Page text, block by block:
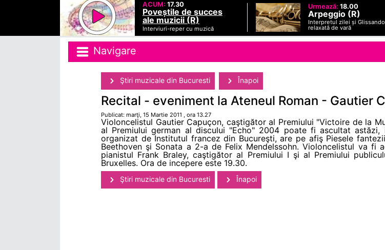
ACUM: 17.30
Poveștile de succes
ale muzicii (R)
Interviuri-reper cu muzică
Urmează: 18.00
Arpeggio (R)
Interpretul zilei și
relaxată de vară
Navigare
Ştiri muzicale din Bucuresti Înapoi
Recital - eveniment la Ateneul Roman - Gautier
Publicat: marţi, 15 Martie 2011 , ora 13.27
Violoncelistul Gautier Capuçon, caştigător al Premiului "Victoire de la
al Premiului german al discului "Echo" 2004 poate fi ascultat astăzi,
organizat de Institutul francez din Bucureşti, are pe afiş Piesele
Beethoven şi Sonata a 2-a de Felix Mendelssohn. Violoncelistul va fi
pianistul Frank Braley, caştigător al Premiului I şi al Premiului
Bruxelles. Ora de incepere este 19.30.
Ştiri muzicale din Bucuresti Înapoi